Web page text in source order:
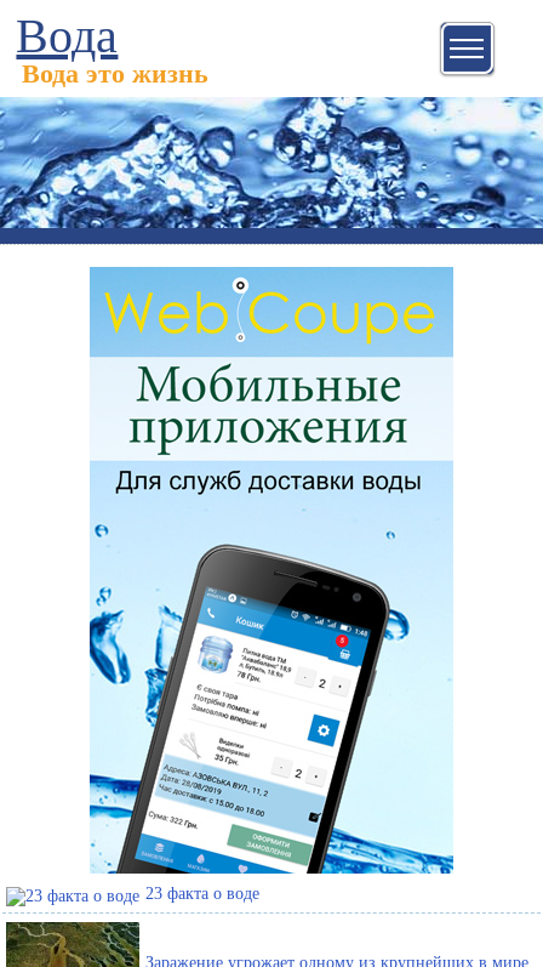
Вода
Вода это жизнь
23 факта о воде
Заражение угрожает одному из крупнейших в мире